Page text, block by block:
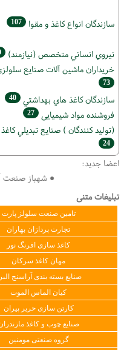
سازندگان انواع کاغذ و مقوا 107
نيروي انساني متخصص (نیازمند)
خریداران ماشين آلات صنايع
73
سازندگان كاغذ هاي بهداشتي 40
فروشنده مواد شیمیایی 27
(تولید كنندگان ) صنايع تبديلي كاغذ
24
اعضا جدید:
● شهباز صنعت
تبلیغات متنی
تامین صنعت سلولز پارت
تجارت پردازان بهاران
کاغذ سازی افرنگ نور
مهان کاغذ سرکان
صنایع بسته بندی آراسنج
کیان الماس الموت
کارتن سازی حریر پیران
صنایع چوب و کاغذ
گروه صنعتی مومنین